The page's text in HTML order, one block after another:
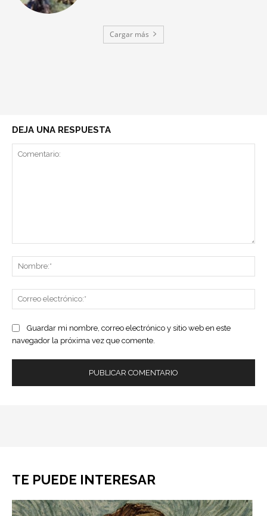
Cargar más
DEJA UNA RESPUESTA
Guardar mi nombre, correo electrónico y sitio web en este
navegador la próxima vez que comente.
TE PUEDE INTERESAR